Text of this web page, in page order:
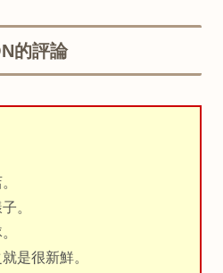
的評論
。
是很新鮮。